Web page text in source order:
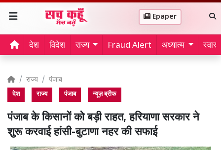
Epaper
देश विदेश राज्य Fraud Alert अध्यात्म
राज्य पंजाब
देश राज्य पंजाब न्यूज़ ब्रीफ
पंजाब के किसानों को बड़ी राहत, हरियाणा सरकार ने
शुरू करवाई हांसी-बुटाणा नहर की सफाई